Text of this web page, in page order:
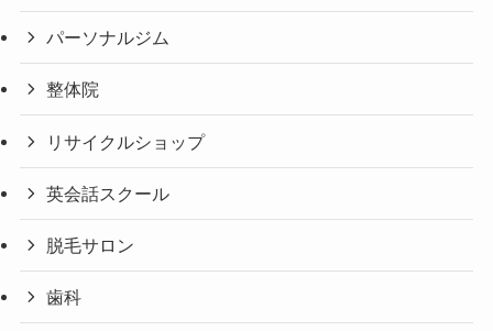
パーソナルジム
整体院
リサイクルショップ
英会話スクール
脱毛サロン
歯科